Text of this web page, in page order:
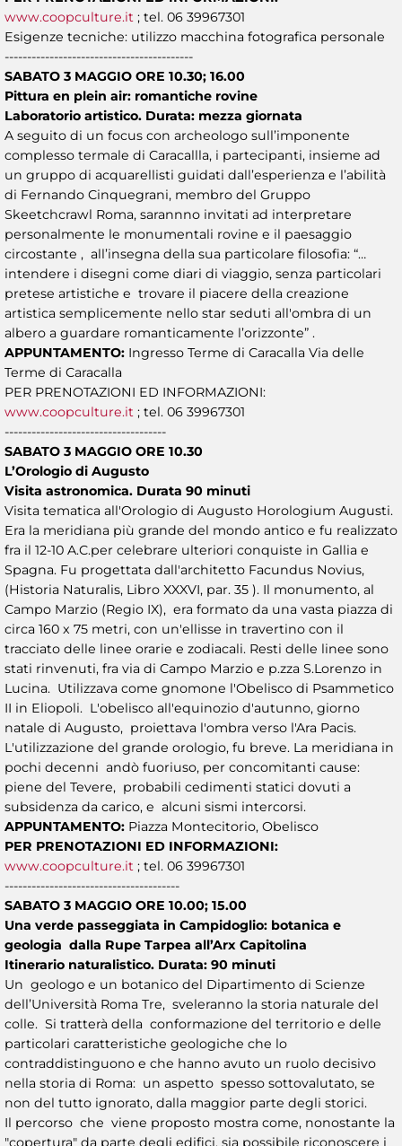
www.coopculture.it ; tel. 06 39967301
Esigenze tecniche: utilizzo macchina fotografica personale
------------------------------------------
SABATO 3 MAGGIO ORE 10.30; 16.00
Pittura en plein air: romantiche rovine
Laboratorio artistico. Durata: mezza giornata
A seguito di un focus con archeologo sull’imponente
complesso termale di Caracallla, i partecipanti, insieme ad
un gruppo di acquarellisti guidati dall’esperienza e l’abilità
di Fernando Cinquegrani, membro del Gruppo
Skeetchcrawl Roma, sarannno invitati ad interpretare
personalmente le monumentali rovine e il paesaggio
circostante , all’insegna della sua particolare filosofia: “…
intendere i disegni come diari di viaggio, senza particolari
pretese artistiche e trovare il piacere della creazione
artistica semplicemente nello star seduti all′ombra di un
albero a guardare romanticamente l’orizzonte” .
APPUNTAMENTO: Ingresso Terme di Caracalla Via delle
Terme di Caracalla
PER PRENOTAZIONI ED INFORMAZIONI:
www.coopculture.it ; tel. 06 39967301
------------------------------------
SABATO 3 MAGGIO ORE 10.30
L’Orologio di Augusto
Visita astronomica. Durata 90 minuti
Visita tematica all'Orologio di Augusto Horologium Augusti.
Era la meridiana più grande del mondo antico e fu realizzato
fra il 12-10 A.C.per celebrare ulteriori conquiste in Gallia e
Spagna. Fu progettata dall'architetto Facundus Novius,
(Historia Naturalis, Libro XXXVI, par. 35 ). Il monumento, al
Campo Marzio (Regio IX), era formato da una vasta piazza di
circa 160 x 75 metri, con un'ellisse in travertino con il
tracciato delle linee orarie e zodiacali. Resti delle linee sono
stati rinvenuti, fra via di Campo Marzio e p.zza S.Lorenzo in
Lucina. Utilizzava come gnomone l'Obelisco di Psammetico
II in Eliopoli. L'obelisco all'equinozio d'autunno, giorno
natale di Augusto, proiettava l'ombra verso l'Ara Pacis.
L'utilizzazione del grande orologio, fu breve. La meridiana in
pochi decenni andò fuoriuso, per concomitanti cause:
piene del Tevere, probabili cedimenti statici dovuti a
subsidenza da carico, e alcuni sismi intercorsi.
APPUNTAMENTO: Piazza Montecitorio, Obelisco
PER PRENOTAZIONI ED INFORMAZIONI:
www.coopculture.it ; tel. 06 39967301
---------------------------------------
SABATO 3 MAGGIO ORE 10.00; 15.00
Una verde passeggiata in Campidoglio: botanica e
geologia dalla Rupe Tarpea all’Arx Capitolina
Itinerario naturalistico. Durata: 90 minuti
Un geologo e un botanico del Dipartimento di Scienze
dell’Università Roma Tre, sveleranno la storia naturale del
colle. Si tratterà della conformazione del territorio e delle
particolari caratteristiche geologiche che lo
contraddistinguono e che hanno avuto un ruolo decisivo
nella storia di Roma: un aspetto spesso sottovalutato, se
non del tutto ignorato, dalla maggior parte degli storici.
Il percorso che viene proposto mostra come, nonostante la
"copertura" da parte degli edifici, sia possibile riconoscere i